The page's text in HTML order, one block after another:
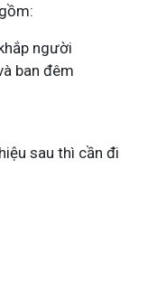
người
ban đêm
sau thì cần đi